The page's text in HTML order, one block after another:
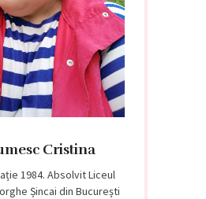
Cristina
1984. Absolvit Liceul
Șincai din București